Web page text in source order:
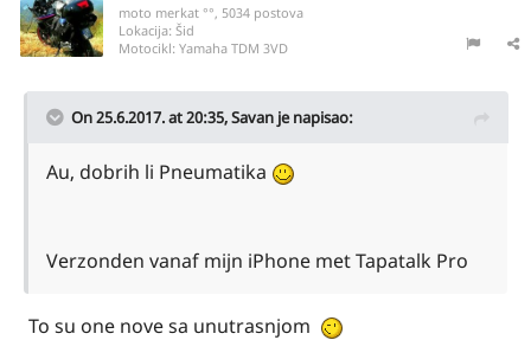
moto merkat °°, 5034 postova
Lokacija: Šid
Motocikl: Yamaha TDM 3VD
On 25.6.2017. at 20:35,Savan je napisao:
Au, dobrih li Pneumatika
Verzonden vanaf mijn iPhone met Tapatalk Pro
To su one nove sa unutrasnjom